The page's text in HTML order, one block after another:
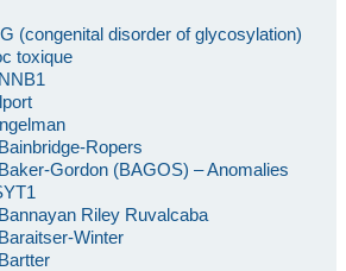
(congenital disorder of glycosylation)
toxique
Ropers
Gordon (BAGOS) – Anomalies
Riley Ruvalcaba
Winter